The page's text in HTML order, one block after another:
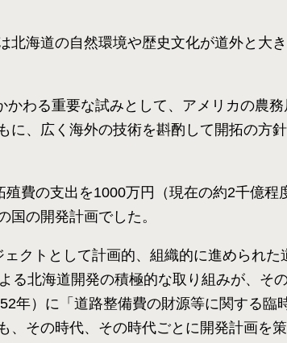
北海道の自然環境や歴史文化が道外と大
わる重要な試みとして、アメリカの農
に、広く海外の技術を斟酌して開拓の方
費の支出を1000万円（現在の約2千億
の開発計画でした。
クトとして計画的、組織的に進められ
る北海道開発の積極的な取り組みが、そ
年）に「道路整備費の財源等に関する
、その時代、その時代ごとに開発計画を